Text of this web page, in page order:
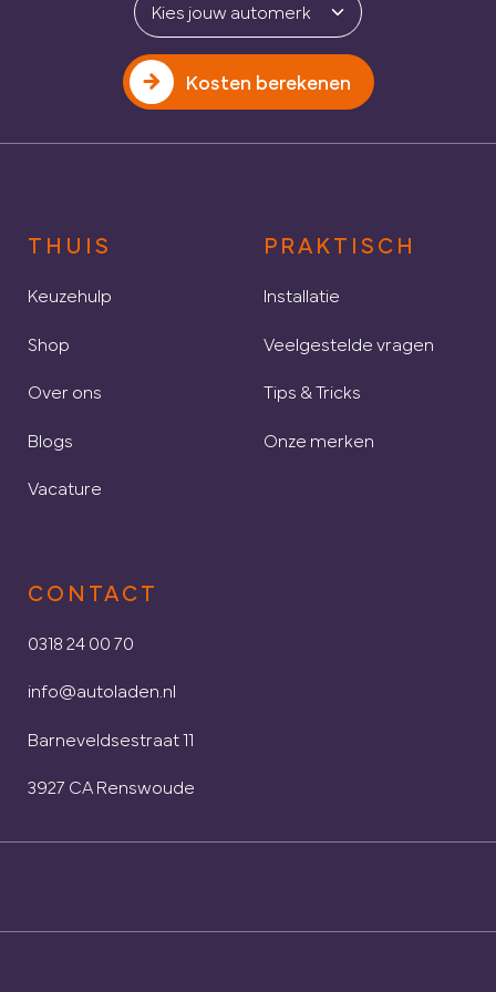
Kosten berekenen
THUIS
Keuzehulp
Shop
Over ons
Blogs
Vacature
PRAKTISCH
Installatie
Veelgestelde vragen
Tips & Tricks
Onze merken
CONTACT
0318 24 00 70
info@autoladen.nl
Barneveldsestraat 11
3927 CA Renswoude